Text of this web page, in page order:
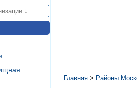
Главная > Районы